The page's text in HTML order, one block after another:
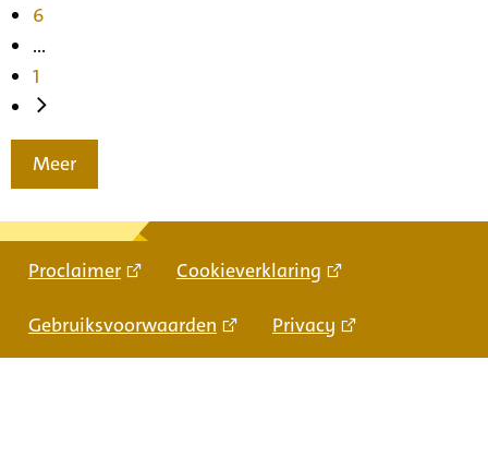
6
...
1
Meer
Proclaimer Cookieverklaring
Gebruiksvoorwaarden Privacy